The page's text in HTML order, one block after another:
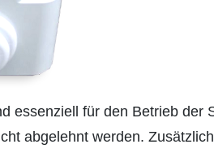
essenziell für den Betrieb
abgelehnt werden.